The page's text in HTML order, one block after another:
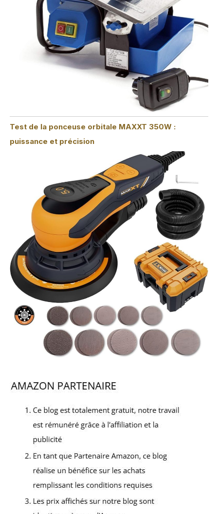
Test de la ponceuse orbitale MAXXT 350W :
puissance et précision